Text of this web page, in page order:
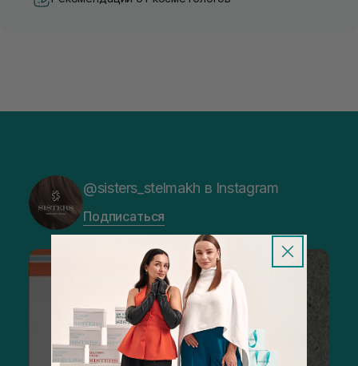
@sisters_stelmakh в Instagram
Подписаться